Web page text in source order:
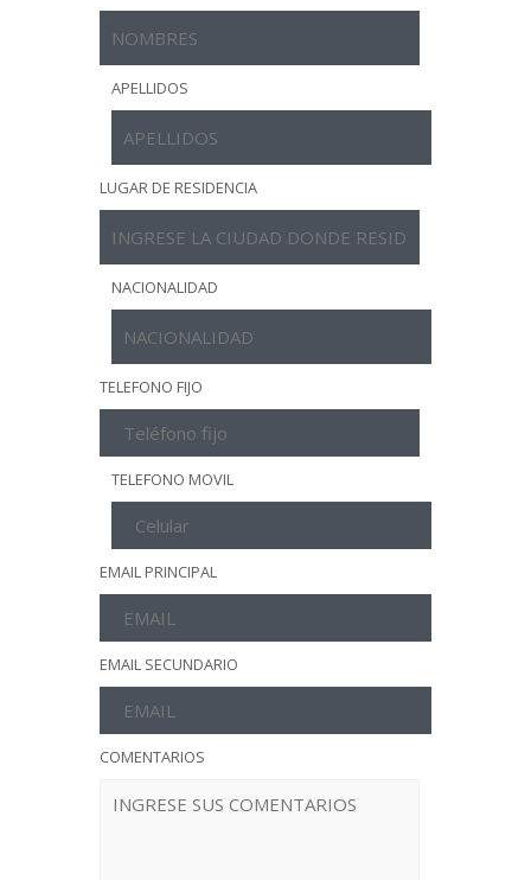
APELLIDOS
LUGAR DE RESIDENCIA
NACIONALIDAD
TELEFONO FIJO
TELEFONO MOVIL
EMAIL PRINCIPAL
EMAIL SECUNDARIO
COMENTARIOS